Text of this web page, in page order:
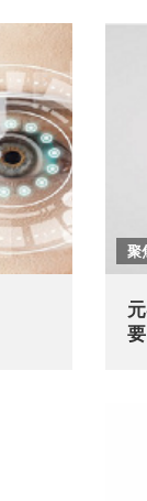
聚
要